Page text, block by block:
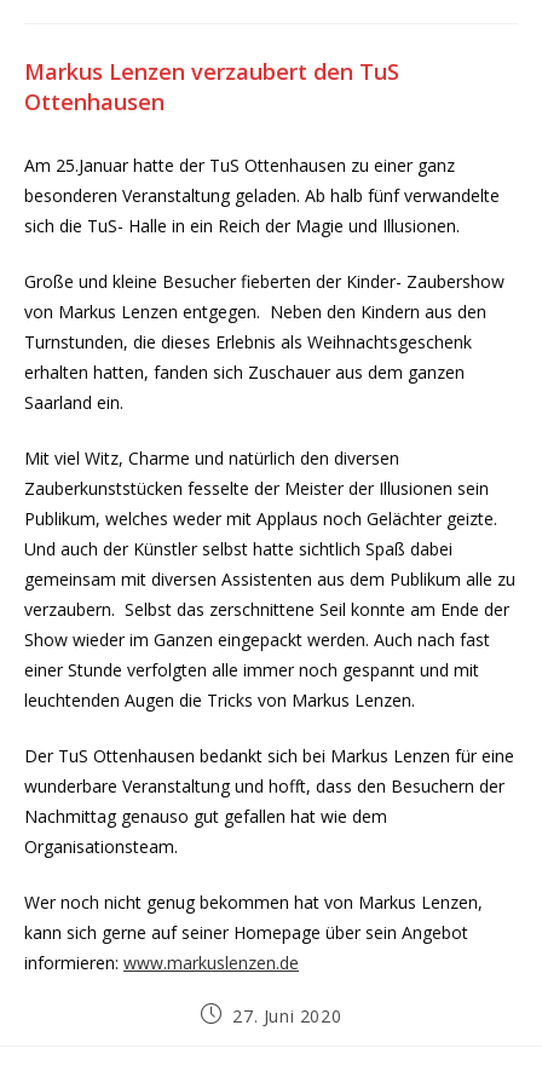
Markus Lenzen verzaubert den TuS
Ottenhausen
Am 25.Januar hatte der TuS Ottenhausen zu einer ganz
besonderen Veranstaltung geladen. Ab halb fünf verwandelte
sich die TuS- Halle in ein Reich der Magie und Illusionen.
Große und kleine Besucher fieberten der Kinder- Zaubershow
von Markus Lenzen entgegen. Neben den Kindern aus den
Turnstunden, die dieses Erlebnis als Weihnachtsgeschenk
erhalten hatten, fanden sich Zuschauer aus dem ganzen
Saarland ein.
Mit viel Witz, Charme und natürlich den diversen
Zauberkunststücken fesselte der Meister der Illusionen sein
Publikum, welches weder mit Applaus noch Gelächter geizte.
Und auch der Künstler selbst hatte sichtlich Spaß dabei
gemeinsam mit diversen Assistenten aus dem Publikum alle zu
verzaubern. Selbst das zerschnittene Seil konnte am Ende der
Show wieder im Ganzen eingepackt werden. Auch nach fast
einer Stunde verfolgten alle immer noch gespannt und mit
leuchtenden Augen die Tricks von Markus Lenzen.
Der TuS Ottenhausen bedankt sich bei Markus Lenzen für eine
wunderbare Veranstaltung und hofft, dass den Besuchern der
Nachmittag genauso gut gefallen hat wie dem
Organisationsteam.
Wer noch nicht genug bekommen hat von Markus Lenzen,
kann sich gerne auf seiner Homepage über sein Angebot
informieren: www.markuslenzen.de
Beitrag27. Juni 2020